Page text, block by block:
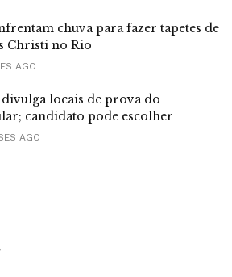
chuva para fazer tapetes de
Christi no Rio
AGO
divulga locais de prova do
candidato pode escolher
AGO